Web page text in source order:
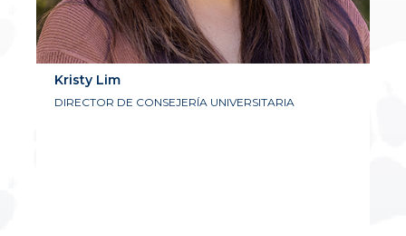
Kristy Lim
DIRECTOR DE CONSEJERÍA UNIVERSITARIA